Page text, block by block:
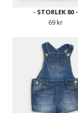
- STORLEK 80 -
69 kr